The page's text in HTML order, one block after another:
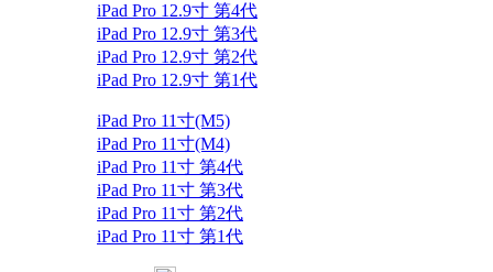
iPad Pro 12.9寸 第4代
iPad Pro 12.9寸 第3代
iPad Pro 12.9寸 第2代
iPad Pro 12.9寸 第1代
iPad Pro 11寸(M5)
iPad Pro 11寸(M4)
iPad Pro 11寸 第4代
iPad Pro 11寸 第3代
iPad Pro 11寸 第2代
iPad Pro 11寸 第1代